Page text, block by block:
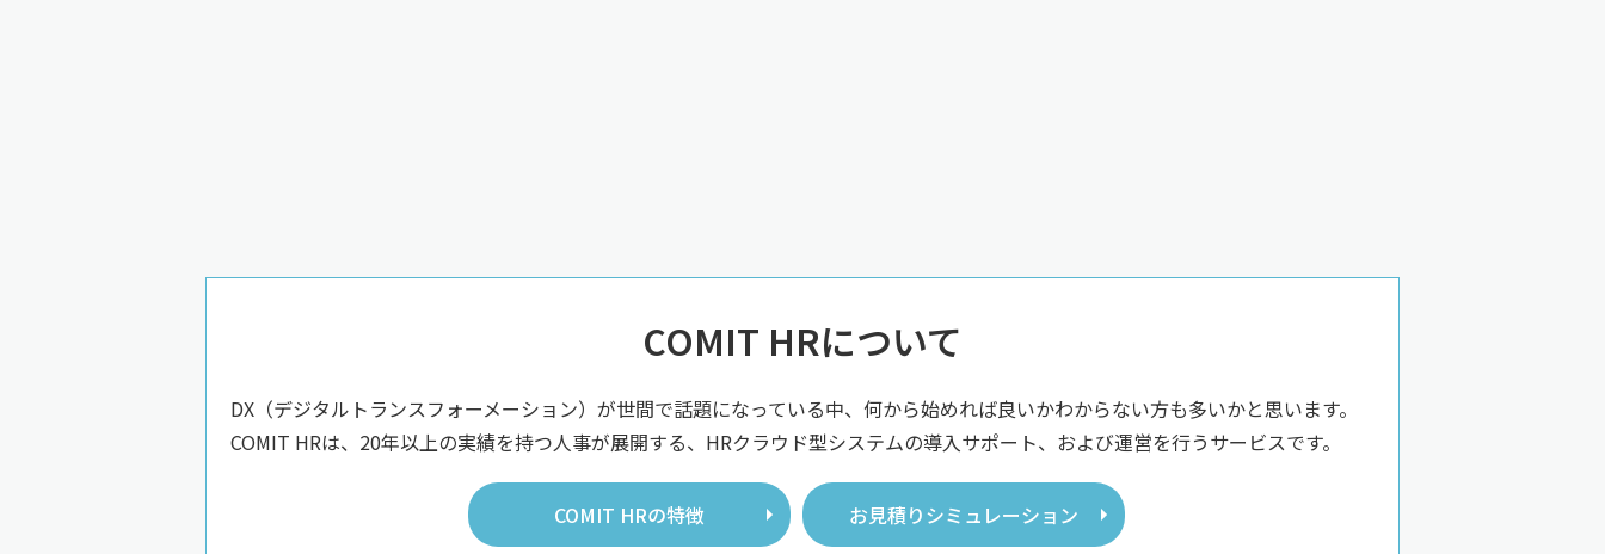
COMIT HRについて
DX（デジタルトランスフォーメーション）が世間で話題になっている中、何から始めれば良いかわからない方も多いかと思います。
COMIT HRは、20年以上の実績を持つ人事が展開する、HRクラウド型システムの導入サポート、および運営を行うサービスです。
COMIT HRの特徴 お見積りシミュレーション